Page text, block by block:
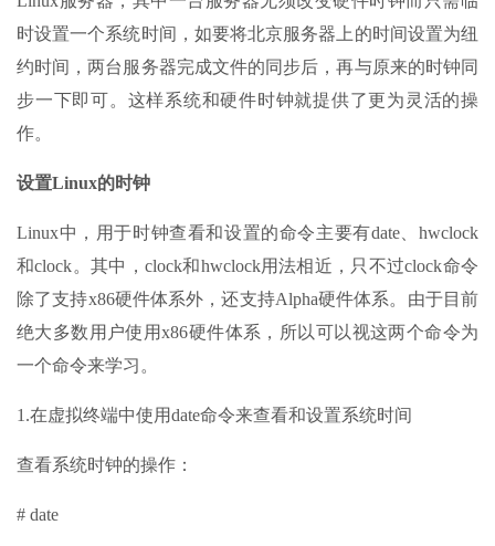
时设置一个系统时间，如要将北京服务器上的时间设置为纽
约时间，两台服务器完成文件的同步后，再与原来的时钟同
步一下即可。这样系统和硬件时钟就提供了更为灵活的操
作。
设置Linux的时钟
Linux中，用于时钟查看和设置的命令主要有date、hwclock
和clock。其中，clock和hwclock用法相近，只不过clock命令
除了支持x86硬件体系外，还支持Alpha硬件体系。由于目前
绝大多数用户使用x86硬件体系，所以可以视这两个命令为
一个命令来学习。
1.在虚拟终端中使用date命令来查看和设置系统时间
查看系统时钟的操作：
# date